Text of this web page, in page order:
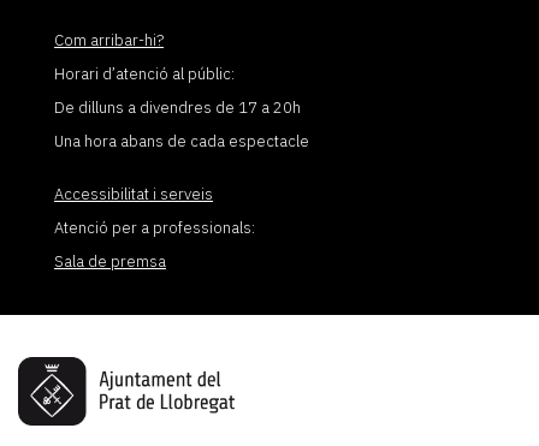
Com arribar-hi?
Horari d’atenció al públic:
De dilluns a divendres de 17 a 20h
Una hora abans de cada espectacle
Accessibilitat i serveis
Atenció per a professionals:
Sala de premsa